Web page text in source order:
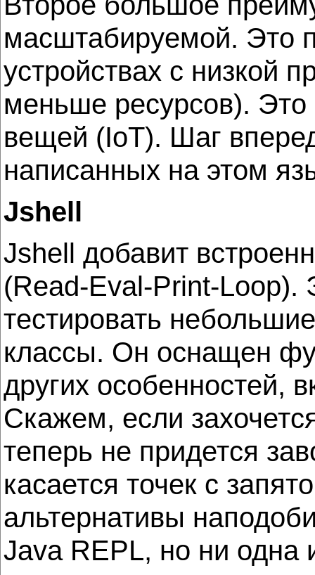
масштабируемой. Это
устройствах с низкой
меньше ресурсов). Это
вещей (IoT). Шаг
написанных на этом
Jshell
Jshell добавит
(Read-Eval-Print-Loop).
тестировать
классы. Он оснащен
других особенностей,
Скажем, если
теперь не придется
касается точек с
альтернативы
Java REPL, но ни одна